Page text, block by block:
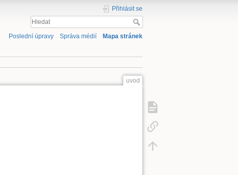
Přihlásit se
Poslední úpravy Správa médií Mapa stránek
uvod